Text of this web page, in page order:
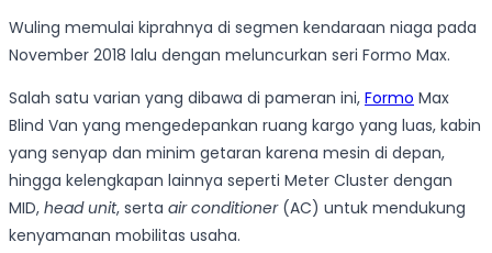
Wuling memulai kiprahnya di segmen kendaraan niaga pada
November 2018 lalu dengan meluncurkan seri Formo Max.
Salah satu varian yang dibawa di pameran ini, Formo Max
Blind Van yang mengedepankan ruang kargo yang luas, kabin
yang senyap dan minim getaran karena mesin di depan,
hingga kelengkapan lainnya seperti Meter Cluster dengan
MID, head unit, serta air conditioner (AC) untuk mendukung
kenyamanan mobilitas usaha.